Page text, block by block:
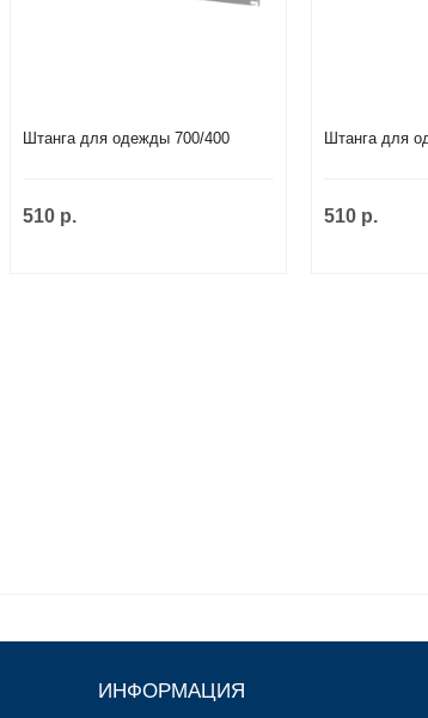
Штанга для одежды 700/400
510 р.
Штанга для
510 р.
ИНФОРМАЦИЯ